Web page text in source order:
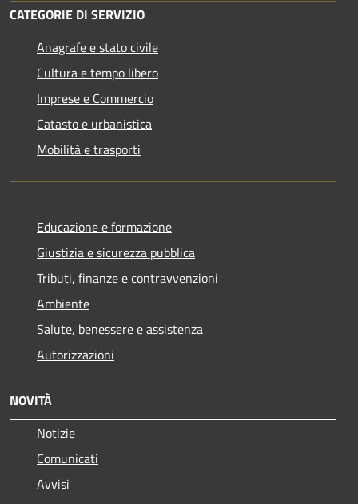
CATEGORIE DI SERVIZIO
Anagrafe e stato civile
Cultura e tempo libero
Imprese e Commercio
Catasto e urbanistica
Mobilità e trasporti
Educazione e formazione
Giustizia e sicurezza pubblica
Tributi, finanze e contravvenzioni
Ambiente
Salute, benessere e assistenza
Autorizzazioni
NOVITÀ
Notizie
Comunicati
Avvisi